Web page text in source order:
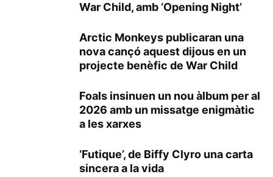
War Child, amb ‘Opening Night’
Arctic Monkeys publicaran una
nova cançó aquest dijous en un
projecte benèfic de War Child
Foals insinuen un nou àlbum per al
2026 amb un missatge enigmàtic
a les xarxes
‘Futique’, de Biffy Clyro una carta
sincera a la vida